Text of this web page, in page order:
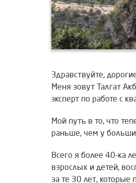
Здравствуйте,
Меня зовут Талгат
эксперт по работе с
Мой путь в то, что
раньше, чем у
Всего я более 40-ка
взрослых и детей,
за те 30 лет,